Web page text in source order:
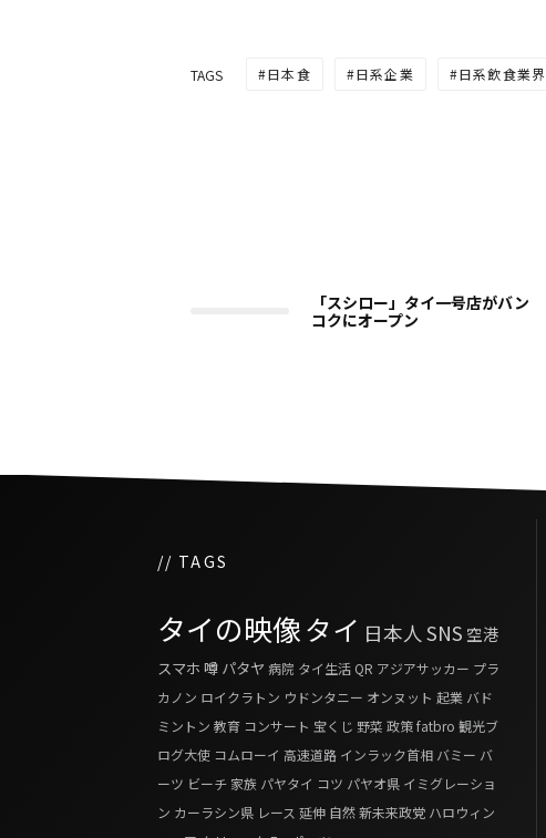
TAGS 日本食 日系企業 日系飲食業界
「スシロー」タイ一号店がバン
コクにオープン
// TAGS
タイの映像タイ 日本人 SNS 空港
スマホ 噂 パタヤ 病院 タイ生活 QR アジアサッカー プラ
カノン ロイクラトン ウドンタニー オンヌット 起業 バド
ミントン 教育 コンサート 宝くじ 野菜 政策fatbro 観光ブ
ログ大使 コムローイ 高速道路 インラック首相 バミー バ
ーツ ビーチ 家族 パヤタイ コツ パヤオ県 イミグレーショ
ン カーラシン県 レース 延伸 自然新未来政党 ハロウィン